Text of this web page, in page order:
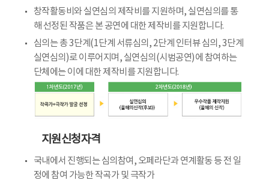
창작활동비와 실연심의 제작비를 지원하며, 실연심의를 통
해 선정된 작품은 본 공연에 대한 제작비를 지원합니다.
심의는 총 3단계(1단계 서류심의, 2단계 인터뷰 심의, 3단계
실연심의)로 이루어지며, 실연심의(시범공연)에 참여하는
단체에는 이에 대한 제작비를 지원합니다.
지원신청자격
국내에서 진행되는 심의참여, 오페라단과 연계활동 등 전 일
정에 참여 가능한 작곡가 및 극작가